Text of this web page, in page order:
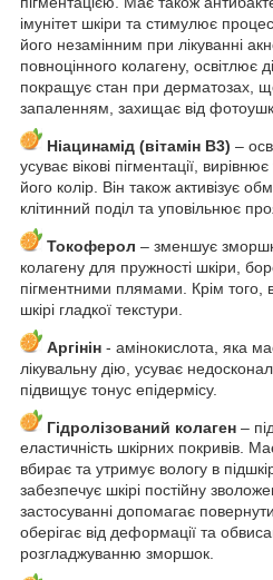
імунітет шкіри та стимулює
його незамінним при лікуванні
повноцінного колагену, освітлює
покращує стан при дерматозах,
запаленням, захищає від
Ніацинамід (вітамін В3) –
усуває вікові пігментації,
його колір. Він також активізує
клітинний поділ та уповільнює
Токоферол – зменшує
колагену для пружності шкіри,
пігментними плямами. Крім того,
шкірі гладкої текстури.
Аргінін - амінокислота, яка
лікувальну дію, усуває
підвищує тонус епідермісу.
Гідролізований колаген –
еластичність шкірних покривів.
вбирає та утримує вологу в
забезпечує шкірі постійну
застосуванні допомагає
оберігає від деформації та
розгладжуванню зморшок.